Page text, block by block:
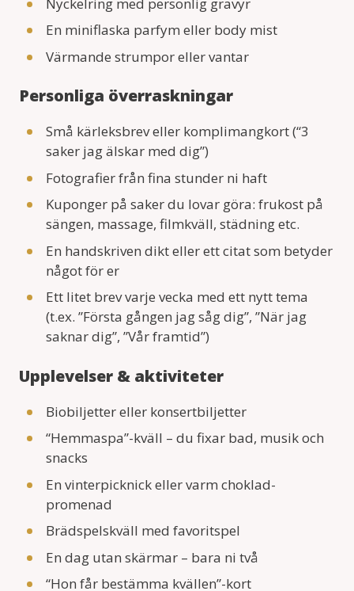
En miniflaska parfym eller body mist
Värmande strumpor eller vantar
Personliga överraskningar
Små kärleksbrev eller komplimangkort (“3
saker jag älskar med dig”)
Fotografier från fina stunder ni haft
Kuponger på saker du lovar göra: frukost på
sängen, massage, filmkväll, städning etc.
En handskriven dikt eller ett citat som betyder
något för er
Ett litet brev varje vecka med ett nytt tema
(t.ex. ”Första gången jag såg dig”, ”När jag
saknar dig”, ”Vår framtid”)
Upplevelser & aktiviteter
Biobiljetter eller konsertbiljetter
“Hemmaspa”-kväll – du fixar bad, musik och
snacks
En vinterpicknick eller varm choklad-
promenad
Brädspelskväll med favoritspel
En dag utan skärmar – bara ni två
“Hon får bestämma kvällen”-kort